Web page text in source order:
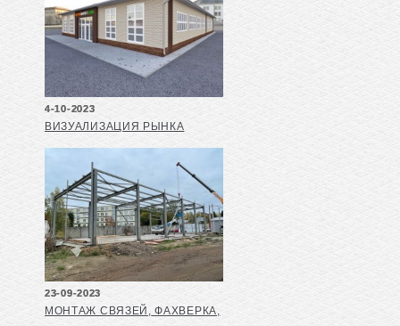
4-10-2023
ВИЗУАЛИЗАЦИЯ РЫНКА
23-09-2023
МОНТАЖ СВЯЗЕЙ, ФАХВЕРКА,